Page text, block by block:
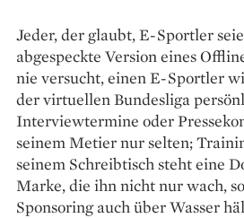
Jeder, der glaubt, E-Sportler
abgespeckte Version eines
nie versucht, einen E-Sportler
der virtuellen Bundesliga
Interviewtermine oder
seinem Metier nur selten;
seinem Schreibtisch steht eine
Marke, die ihn nicht nur wach,
Sponsoring auch über Wasser